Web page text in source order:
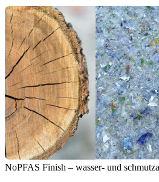
NoPFAS Finish – wasser- und